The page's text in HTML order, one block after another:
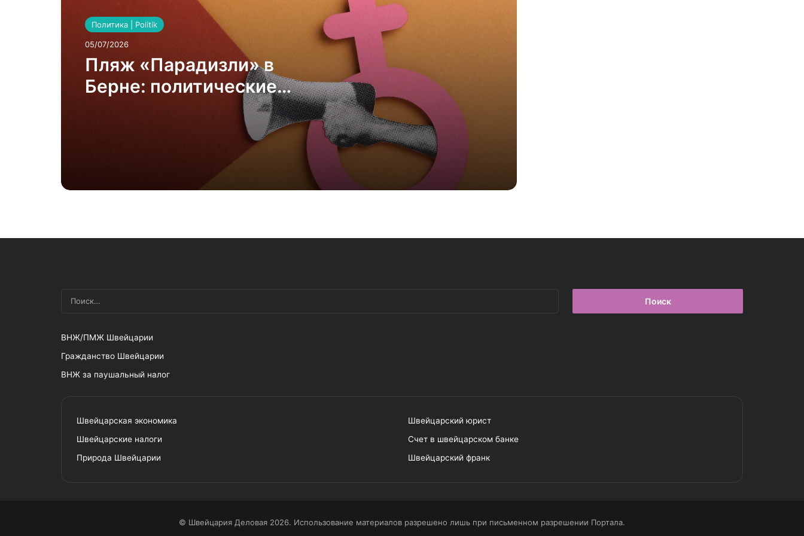
Политика | Politik
05/07/2026
Пляж «Парадизли» в
Берне: политические
хамелеоны против
Швейцарские поезда от Stadler Rail
выходят на ирландский рынок
МИД советует гражданам
покинуть Иран, Израиль и Дубай/
ОАЭ
Аргау и Берн заставят рестораны
принимать наличку?
Швейцарский нейтралитет –
лучший рецепт в мире Трампов,
ВНЖ/ПМЖ Швейцарии
Гражданство Швейцарии
ВНЖ за паушальный налог
Швейцарская экономика
Швейцарские налоги
Природа Швейцарии
Швейцарский юрист
Счет в швейцарском банке
Швейцарский франк
© Швейцария Деловая 2026. Использование материалов разрешено лишь при письменном разрешении Портала.